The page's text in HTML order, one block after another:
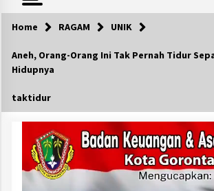
Home RAGAM UNIK
Aneh, Orang-Orang Ini Tak Pernah Tidur
Hidupnya
taktidur